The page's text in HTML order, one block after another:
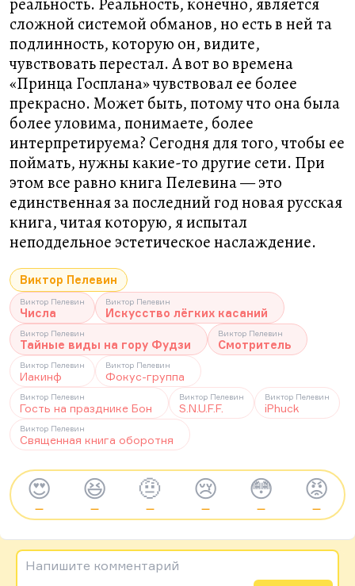
сложной системой обманов, но есть в ней та
подлинность, которую он, видите,
чувствовать перестал. А вот во времена
«Принца Госплана» чувствовал ее более
прекрасно. Может быть, потому что она была
более уловима, понимаете, более
интерпретируема? Сегодня для того, чтобы ее
поймать, нужны какие-то другие сети. При
этом все равно книга Пелевина — это
единственная за последний год новая русская
книга, читая которую, я испытал
неподдельное эстетическое наслаждение.
Виктор Пелевин
Виктор Пелевин
Числа
Виктор Пелевин
Искусство лёгких касаний
Виктор Пелевин
Тайные виды на гору Фудзи
Виктор Пелевин
Смотритель
Виктор Пелевин
Иакинф
Виктор Пелевин
Фокус-группа
Виктор Пелевин
Гость на празднике Бон
Виктор Пелевин
S.N.U.F.F.
Виктор Пелевин
iPhuck
Виктор Пелевин
Священная книга оборотня
😍
—
😆
—
🤨
—
😢
—
😳
—
😡
—
Напишите комментарий